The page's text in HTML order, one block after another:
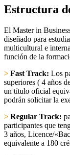
Estructura
El Master in
diseñado para
multicultural e
función de la
> Fast Track: Los
superiores ( 4 años
un título oficial
podrán solicitar la
> Regular Track:
participantes que
3 años, Licence/
equivalente a 180